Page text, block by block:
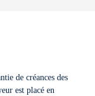
de créances des
est placé en